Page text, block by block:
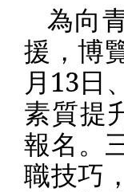
為向
援，博
月 13日、
素質提
報名。
職技巧